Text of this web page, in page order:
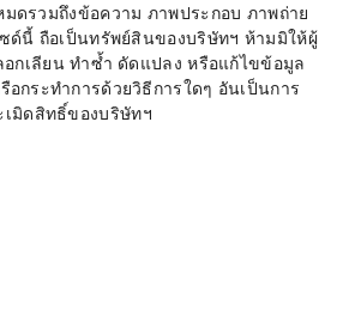
ดรวมถึงข้อความ ภาพประกอบ ภาพถ่าย
ด์นี้ ถือเป็นทรัพย์สินของบริษัทฯ ห้ามมิให้ผู้
อกเลียน ทำซ้ำ ดัดแปลง หรือแก้ไขข้อมูล
กระทำการด้วยวิธีการใดๆ อันเป็นการ
เมิดสิทธิ์ของบริษัทฯ